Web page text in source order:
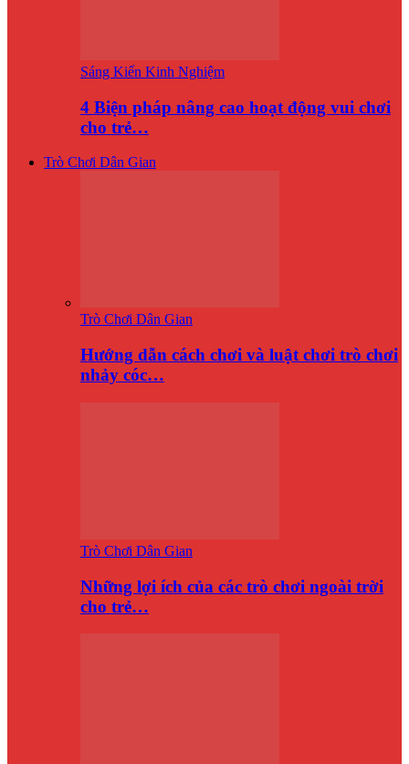
Sáng Kiến Kinh Nghiệm
4 Biện pháp nâng cao hoạt động vui chơi
cho trẻ…
Trò Chơi Dân Gian
Trò Chơi Dân Gian
Hướng dẫn cách chơi và luật chơi trò chơi
nhảy cóc…
Trò Chơi Dân Gian
Những lợi ích của các trò chơi ngoài trời
cho trẻ…